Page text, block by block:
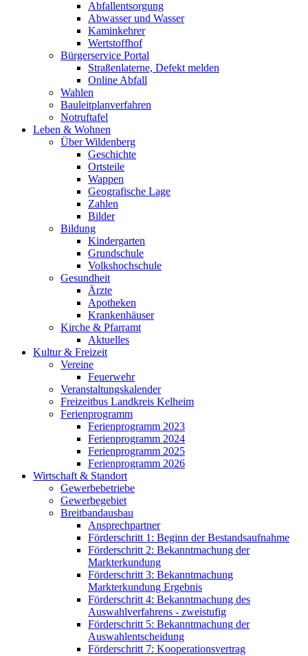
Abfallentsorgung
Abwasser und Wasser
Kaminkehrer
Wertstoffhof
Bürgerservice Portal
Straßenlaterne, Defekt melden
Online Abfall
Wahlen
Bauleitplanverfahren
Notruftafel
Leben & Wohnen
Über Wildenberg
Geschichte
Ortsteile
Wappen
Geografische Lage
Zahlen
Bilder
Bildung
Kindergarten
Grundschule
Volkshochschule
Gesundheit
Ärzte
Apotheken
Krankenhäuser
Kirche & Pfarramt
Aktuelles
Kultur & Freizeit
Vereine
Feuerwehr
Veranstaltungskalender
Freizeitbus Landkreis Kelheim
Ferienprogramm
Ferienprogramm 2023
Ferienprogramm 2024
Ferienprogramm 2025
Ferienprogramm 2026
Wirtschaft & Standort
Gewerbebetriebe
Gewerbegebiet
Breitbandausbau
Ansprechpartner
Förderschritt 1: Beginn der Bestandsaufnahme
Förderschritt 2: Bekanntmachung der
Markterkundung
Förderschritt 3: Bekanntmachung
Markterkundung Ergebnis
Förderschritt 4: Bekanntmachung des
Auswahlverfahrens - zweistufig
Förderschritt 5: Bekanntmachung der
Auswahlentscheidung
Förderschritt 7: Kooperationsvertrag